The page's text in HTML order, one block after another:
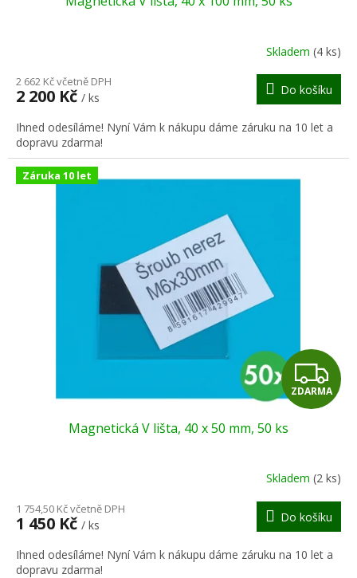
R
M
A
Skladem (4 ks)
2 662 Kč včetně DPH
2 200 Kč / ks
Do košíku
Ihned odesíláme! Nyní Vám k nákupu dáme záruku na 10 let a
dopravu zdarma!
Záruka 10 let
Z
D
R
M
A
ZDARMA
Magnetická V lišta, 40 x 50 mm, 50 ks
Skladem (2 ks)
1 754,50 Kč včetně DPH
1 450 Kč / ks
Do košíku
Ihned odesíláme! Nyní Vám k nákupu dáme záruku na 10 let a
dopravu zdarma!